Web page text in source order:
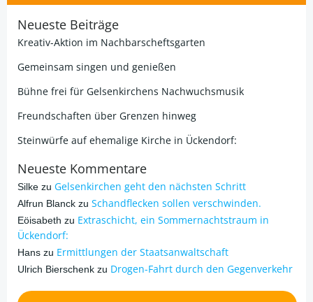
Neueste Beiträge
Kreativ-Aktion im Nachbarscheftsgarten
Gemeinsam singen und genießen
Bühne frei für Gelsenkirchens Nachwuchsmusik
Freundschaften über Grenzen hinweg
Steinwürfe auf ehemalige Kirche in Ückendorf:
Neueste Kommentare
Silke zu Gelsenkirchen geht den nächsten Schritt
Alfrun Blanck zu Schandflecken sollen verschwinden.
Eöisabeth zu Extraschicht, ein Sommernachtstraum in
Ückendorf:
Hans zu Ermittlungen der Staatsanwaltschaft
Ulrich Bierschenk zu Drogen-Fahrt durch den Gegenverkehr